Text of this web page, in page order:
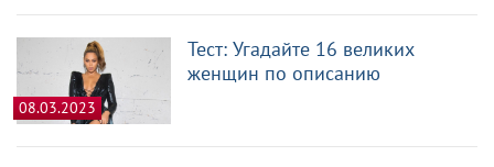
08.03.2023
Тест: Угадайте 16 великих
женщин по описанию